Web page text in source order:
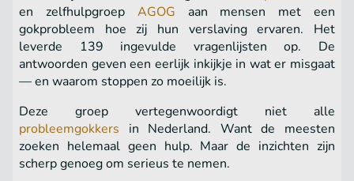
en zelfhulpgroep AGOG aan mensen met een
gokprobleem hoe zij hun verslaving ervaren. Het
leverde 139 ingevulde vragenlijsten op. De
antwoorden geven een eerlijk inkijkje in wat er misgaat
— en waarom stoppen zo moeilijk is.
Deze groep vertegenwoordigt niet alle
probleemgokkers in Nederland. Want de meesten
zoeken helemaal geen hulp. Maar de inzichten zijn
scherp genoeg om serieus te nemen.